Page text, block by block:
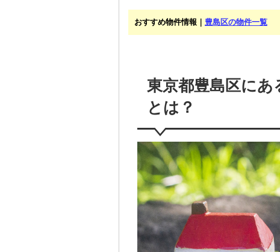
おすすめ物件情報｜ 豊島区の物件一覧
東京都豊島区にあ
とは？